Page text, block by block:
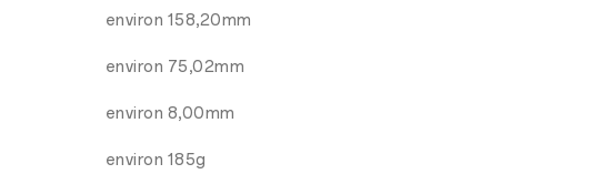
environ 158,20mm
environ 75,02mm
environ 8,00mm
environ 185g